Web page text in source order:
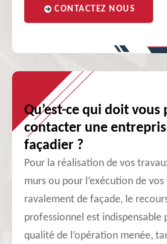
CONTACTEZ NOUS
Qu’est-ce qui doit vous
contacter une
façadier ?
Pour la réalisation de vos
murs ou pour l’exécution de
ravalement de façade, le
professionnel est indispensable
qualité de l’opération menée,